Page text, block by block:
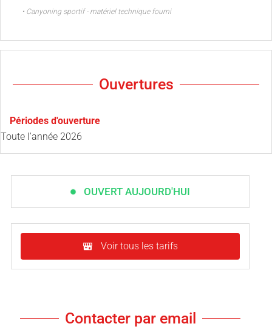
• Canyoning sportif - matériel technique fourni
Ouvertures
Périodes d'ouverture
Toute l'année 2026
OUVERT AUJOURD'HUI
Voir tous les tarifs
Contacter par email